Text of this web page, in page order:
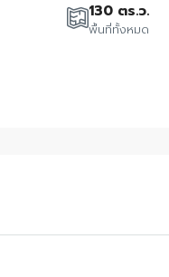
130 ตร.ว.
พื้นที่ทั้งหมด